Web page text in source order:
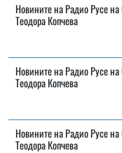
Новините на Радио Русе
Теодора Копчева
Новините на Радио Русе
Теодора Копчева
Новините на Радио Русе
Теодора Копчева